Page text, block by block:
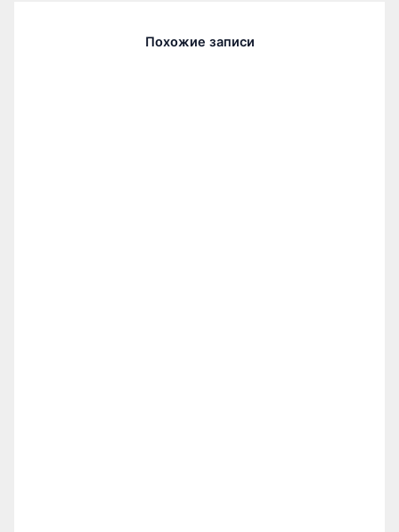
Похожие записи